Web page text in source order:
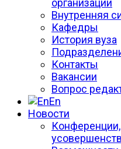
организации
Внутренняя
Кафедры
История вуза
Контакты
Вакансии
Вопрос
En
Новости